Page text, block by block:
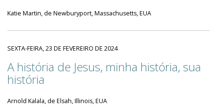
Katie Martin, de Newburyport, Massachusetts, EUA
SEXTA-FEIRA, 23 DE FEVEREIRO DE 2024
A história de Jesus, minha história, sua
história
Arnold Kalala, de Elsah, Illinois, EUA